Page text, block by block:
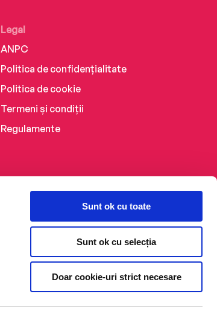
Sunt ok cu toate
Sunt ok cu selecția
Doar cookie-uri strict necesare
Legal
ANPC
Politica de confidențialitate
Politica de cookie
Termeni și condiții
Regulamente